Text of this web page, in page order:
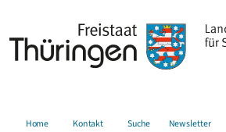
Home Kontakt Suche Newsletter